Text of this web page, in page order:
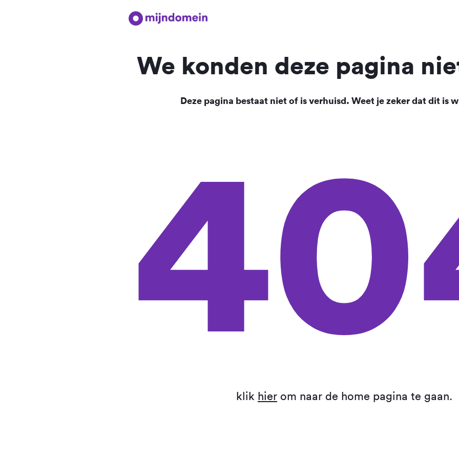
We konden deze pagina
Deze pagina bestaat niet of is verhuisd. Weet je zeker dat dit is
klik hier om naar de home pagina te gaan.